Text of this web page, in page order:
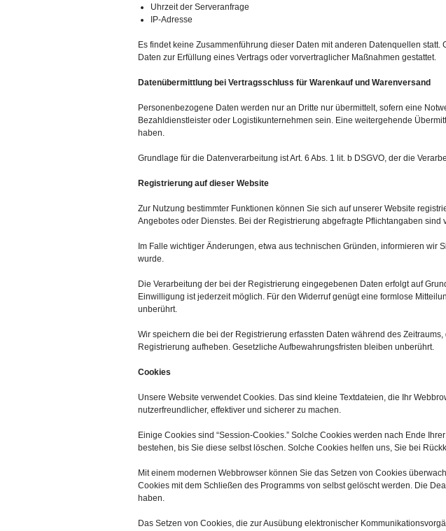
Uhrzeit der Serveranfrage
IP-Adresse
Es findet keine Zusammenführung dieser Daten mit anderen Datenquellen
Daten zur Erfüllung eines Vertrags oder vorvertraglicher Maßnahmen gestattet.
Datenübermittlung bei Vertragsschluss für Warenkauf und Warenversand
Personenbezogene Daten werden nur an Dritte nur übermittelt, sofern eine
Bezahldienstleister oder Logistikunternehmen sein. Eine weitergehende
haben.
Grundlage für die Datenverarbeitung ist Art. 6 Abs. 1 lit. b DSGVO, der die
Registrierung auf dieser Website
Zur Nutzung bestimmter Funktionen können Sie sich auf unserer Website
Angebotes oder Dienstes. Bei der Registrierung abgefragte Pflichtangaben
Im Falle wichtiger Änderungen, etwa aus technischen Gründen, informieren
wurde.
Die Verarbeitung der bei der Registrierung eingegebenen Daten erfolgt auf
Einwilligung ist jederzeit möglich. Für den Widerruf genügt eine formlose
unberührt.
Wir speichern die bei der Registrierung erfassten Daten während des
Registrierung aufheben. Gesetzliche Aufbewahrungsfristen bleiben unberührt.
Cookies
Unsere Website verwendet Cookies. Das sind kleine Textdateien, die Ihr
nutzerfreundlicher, effektiver und sicherer zu machen.
Einige Cookies sind “Session-Cookies.” Solche Cookies werden nach Ende
bestehen, bis Sie diese selbst löschen. Solche Cookies helfen uns, Sie bei
Mit einem modernen Webbrowser können Sie das Setzen von Cookies
Cookies mit dem Schließen des Programms von selbst gelöscht werden. Die
haben.
Das Setzen von Cookies, die zur Ausübung elektronischer